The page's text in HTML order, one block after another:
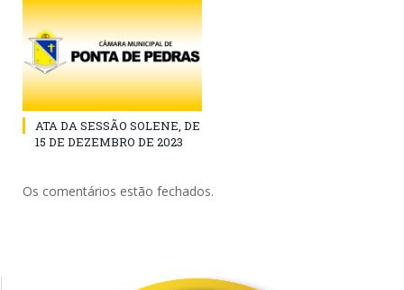
ATA DA SESSÃO SOLENE, DE
15 DE DEZEMBRO DE 2023
Os comentários estão fechados.